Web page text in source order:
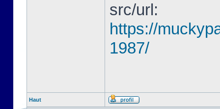
src/url:
https://
1987/
Haut